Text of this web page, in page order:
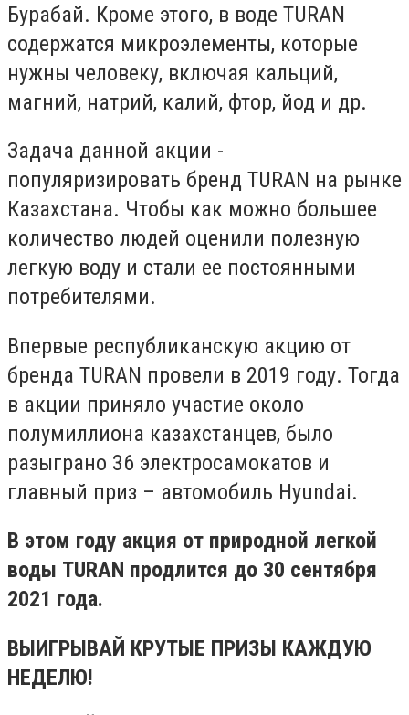
Бурабай. Кроме этого, в воде ТURAN
содержатся микроэлементы, которые
нужны человеку, включая кальций,
магний, натрий, калий, фтор, йод и др.
Задача данной акции -
популяризировать бренд TURAN на рынке
Казахстана. Чтобы как можно большее
количество людей оценили полезную
легкую воду и стали ее постоянными
потребителями.
Впервые республиканскую акцию от
бренда TURAN провели в 2019 году. Тогда
в акции приняло участие около
полумиллиона казахстанцев, было
разыграно 36 электросамокатов и
главный приз – автомобиль Hyundai.
В этом году акция от природной легкой
воды TURAN продлится до 30 сентября
2021 года.
ВЫИГРЫВАЙ КРУТЫЕ ПРИЗЫ КАЖДУЮ
НЕДЕЛЮ!